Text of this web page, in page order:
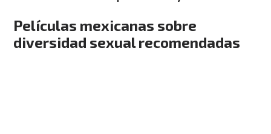
Películas mexicanas sobre
diversidad sexual recomendadas